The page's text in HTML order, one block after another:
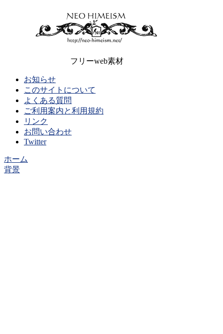
フリーweb素材
お知らせ
このサイトについて
よくある質問
ご利用案内と利用規約
リンク
お問い合わせ
Twitter
ホーム
背景